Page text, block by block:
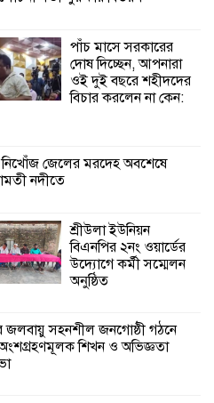
অনুষ্ঠিত
জলবায়ু সহনশীল জনগোষ্ঠী গঠনে
অংশগ্রহণমূলক শিখন ও অভিজ্ঞতা
বনবিভাগ ও সিএমসির সাথে
পাঁচ মাসে সরকারের
দোষ দিচ্ছেন, আপনারা
ওই দুই বছরে শহীদদের
বিচার করলেন না কেন:
নিখোঁজ জেলের মরদেহ অবশেষে
নদীতে
শ্রীউলা ইউনিয়ন
বিএনপির ২নং ওয়ার্ডের
উদ্যোগে কর্মী সম্মেলন
অনুষ্ঠিত
জলবায়ু সহনশীল জনগোষ্ঠী গঠনে
শিখন ও অভিজ্ঞতা